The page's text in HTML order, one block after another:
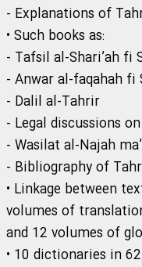
- Explanations of
• Such books as:
- Tafsil al-Shari’ah fi
- Anwar al-faqahah fi
- Dalil al-Tahrir
- Legal discussions
- Wasilat al-Najah
- Bibliography of
• Linkage between
volumes of
and 12 volumes of
• 10 dictionaries in